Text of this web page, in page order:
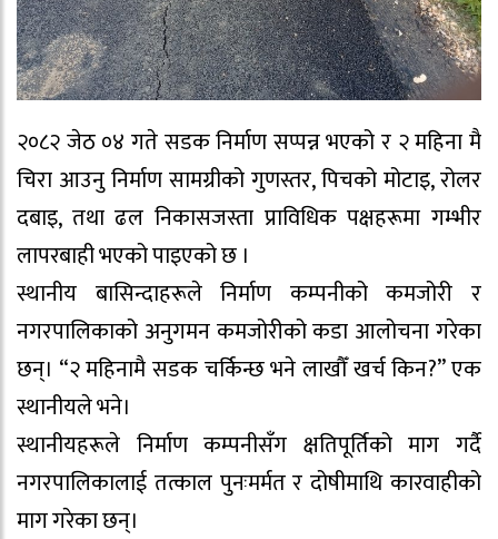
२०८२ जेठ ०४ गते सडक निर्माण सप्पन्न भएको र २ महिना मै
चिरा आउनु निर्माण सामग्रीको गुणस्तर, पिचको मोटाइ, रोलर
दबाइ, तथा ढल निकासजस्ता प्राविधिक पक्षहरूमा गम्भीर
लापरबाही भएको पाइएको छ ।
स्थानीय बासिन्दाहरूले निर्माण कम्पनीको कमजोरी र
नगरपालिकाको अनुगमन कमजोरीको कडा आलोचना गरेका
छन्। “२ महिनामै सडक चर्किन्छ भने लाखौँ खर्च किन?” एक
स्थानीयले भने।
स्थानीयहरूले निर्माण कम्पनीसँग क्षतिपूर्तिको माग गर्दै
नगरपालिकालाई तत्काल पुनःमर्मत र दोषीमाथि कारवाहीको
माग गरेका छन्।